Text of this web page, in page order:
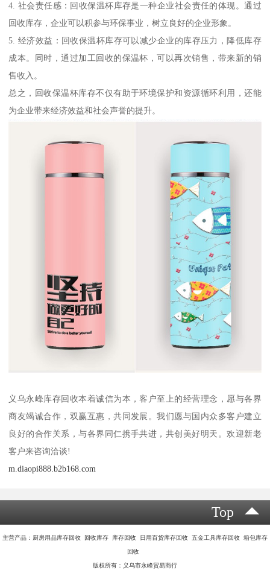
4. 社会责任感：回收保温杯库存是一种企业社会责任的体现。通过
回收库存，企业可以积参与环保事业，树立良好的企业形象。
5. 经济效益：回收保温杯库存可以减少企业的库存压力，降低库存
成本。同时，通过加工回收的保温杯，可以再次销售，带来新的销
售收入。
总之，回收保温杯库存不仅有助于环境保护和资源循环利用，还能
为企业带来经济效益和社会声誉的提升。
义乌永峰库存回收本着诚信为本，客户至上的经营理念，愿与各界
商友竭诚合作，双赢互惠，共同发展。我们愿与国内众多客户建立
良好的合作关系，与各界同仁携手共进，共创美好明天。欢迎新老
客户来咨询洽谈!
m.diaopi888.b2b168.com
Top
主营产品：厨房用品库存回收 回收库存 库存回收 日用百货库存回收 五金工具库存回收 箱包库存
回收
版权所有：义乌市永峰贸易商行